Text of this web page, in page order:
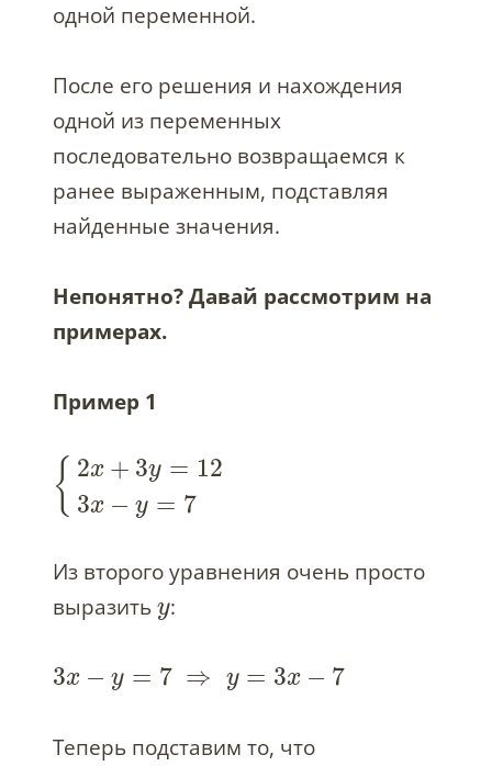
одной переменной.
После его решения и нахождения
одной из переменных
последовательно возвращаемся к
ранее выраженным, подставляя
найденные значения.
Непонятно? Давай рассмотрим на
примерах.
Пример 1
{ 2x + 3y = 12
3x − y = 7
Из второго уравнения очень просто
выразить y:
3x − y = 7 ⇒ y = 3x − 7
Теперь подставим то, что